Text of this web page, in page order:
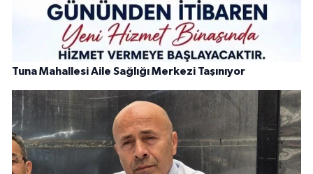
Tuna Mahallesi Aile Sağlığı Merkezi Taşınıyor